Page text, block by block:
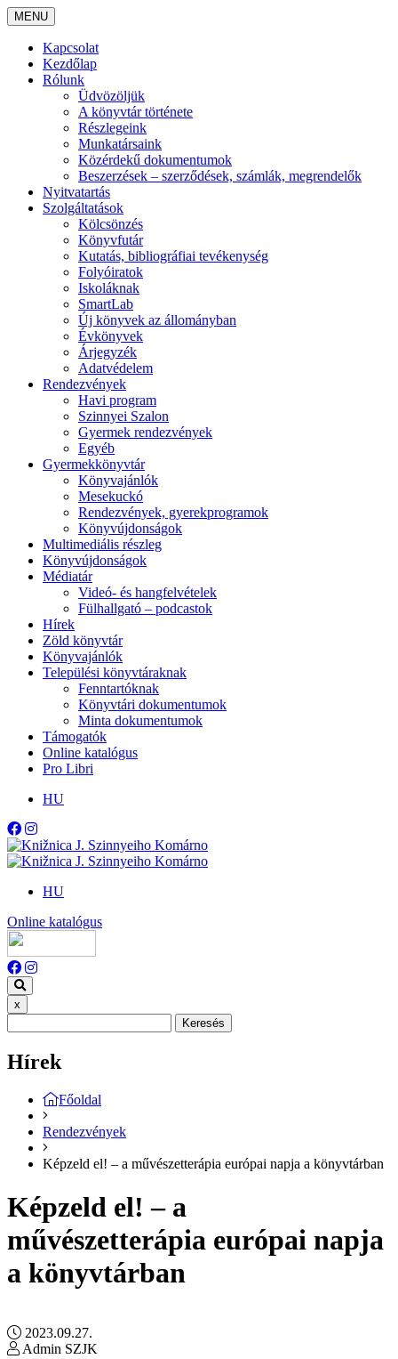
MENU
Kapcsolat
Kezdőlap
Rólunk
Üdvözöljük
A könyvtár története
Részlegeink
Munkatársaink
Közérdekű dokumentumok
Beszerzések – szerződések, számlák, megrendelők
Nyitvatartás
Szolgáltatások
Kölcsönzés
Könyvfutár
Kutatás, bibliográfiai tevékenység
Folyóiratok
Iskoláknak
SmartLab
Új könyvek az állományban
Évkönyvek
Árjegyzék
Adatvédelem
Rendezvények
Havi program
Szinnyei Szalon
Gyermek rendezvények
Egyéb
Gyermekkönyvtár
Könyvajánlók
Mesekuckó
Rendezvények, gyerekprogramok
Könyvújdonságok
Multimediális részleg
Könyvújdonságok
Médiatár
Videó- és hangfelvételek
Fülhallgató – podcastok
Hírek
Zöld könyvtár
Könyvajánlók
Települési könyvtáraknak
Fenntartóknak
Könyvtári dokumentumok
Minta dokumentumok
Támogatók
Online katalógus
Pro Libri
HU
HU
Online katalógus
x
Keresés
Hírek
Főoldal
Rendezvények
Képzeld el! – a művészetterápia európai napja a könyvtárban
Képzeld el! – a
művészetterápia európai napja
a könyvtárban
2023.09.27.
Admin SZJK